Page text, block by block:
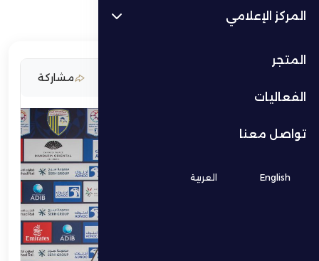
المركز الإعلامي
المتجر
الفعاليات
تواصل معنا
English العربية
مشاركة